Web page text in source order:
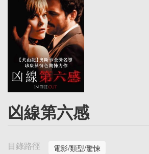
凶線第六感
目錄路徑 電影/類型/驚悚